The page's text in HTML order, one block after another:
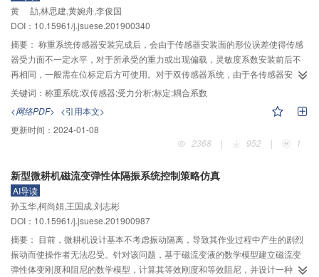
贯入深度的增加，桩身单位侧摩阻力不断减小，即侧阻退化现象，且随着贯入
深度的增加，该位置处桩身单位侧摩阻力减小的越大，这与已有的关于静压沉
桩贯入力学特性研究结论一致。研究成果可为黏性土中静压桩施工设计提供一
定的借鉴与参考。
黄 劼,林思建,黄婉舟,李俊国
DOI：10.15961/j.jsuese.201900340
摘要： 称重系统传感器安装完成后，会由于传感器安装面的形位误差使得传感
器受力面不一定水平，对于所承受的重力或出现偏载，灵敏度系数安装前后不
再相同，一般需在位标定后方可使用。对于双传感器系统，由于各传感器安装
情况不同，灵敏度系数不仅安装前后不同，而且彼此也不相同；另一方面，由
于标定时加载重心位置有一定随机性，不能保证两传感器的平均受力，因而加
载重量未知。偏载和加载位置随机性相互作用，使得双传感器系统灵敏度系数
标定变得困难。目前，常用方法是在处理电路上附加电位器等元件，通过改变
原信号放大倍数使各路灵敏度相同，然后再加载标准重量完成标定。该方法需
对上述问题，建立了传感器受力模型，通过受力分析明确偏载和重心位置变化
对灵敏度系数的影响机理；推导了灵敏度标定算法，将双传感器系统灵敏度系
数分解为耦合系数和转换系数两部分，标定时用同一标准重物在不同位置加载
两次，即可完成在位标定，解决了双传感器系统灵敏度系数的标定问题，保证
偏载情况下系统的测量精度。经实验验证，该方法不改变原测量电路和机械结
构，标定后系统误差小于0.03%。
关键词： 称重系统;双传感器;受力分析;标定;耦合系数
<网络PDF> <引用本文>
更新时间： 2024-01-08
2368
| 952 | 1
新型微耕机磁流变弹性体隔振系统控制策略仿真
AI导读
孙玉华,柯尚娟,王国成,刘志彬
DOI：10.15961/j.jsuese.201900987
摘要： 目前，微耕机设计基本不考虑振动隔离，导致其作业过程中产生的剧烈
振动而使操作者无法忍受。针对该问题，基于磁流变液的数学模型建立磁流变
弹性体变刚度和阻尼的数学模型，计算其等效刚度和等效阻尼，并设计一种新